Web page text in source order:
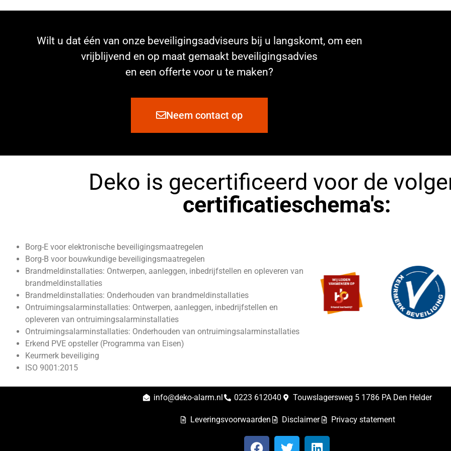
Wilt u dat één van onze beveiligingsadviseurs bij u langskomt, om een
vrijblijvend en op maat gemaakt beveiligingsadvies
en een offerte voor u te maken?
Neem contact op
Deko is gecertificeerd voor de
certificatieschema's:
Borg-E voor elektronische beveiligingsmaatregelen
Borg-B voor bouwkundige beveiligingsmaatregelen
Brandmeldinstallaties: Ontwerpen, aanleggen, inbedrijfstellen en opleveren van
brandmeldinstallaties
Brandmeldinstallaties: Onderhouden van brandmeldinstallaties
Ontruimingsalarminstallaties: Ontwerpen, aanleggen, inbedrijfstellen en
opleveren van ontruimingsalarminstallaties
Ontruimingsalarminstallaties: Onderhouden van ontruimingsalarminstallaties
Erkend PVE opsteller (Programma van Eisen)
Keurmerk beveiliging
ISO 9001:2015
info@deko-alarm.nl 0223 612040 Touwslagersweg 5 1786 PA Den Helder
Leveringsvoorwaarden Disclaimer Privacy statement